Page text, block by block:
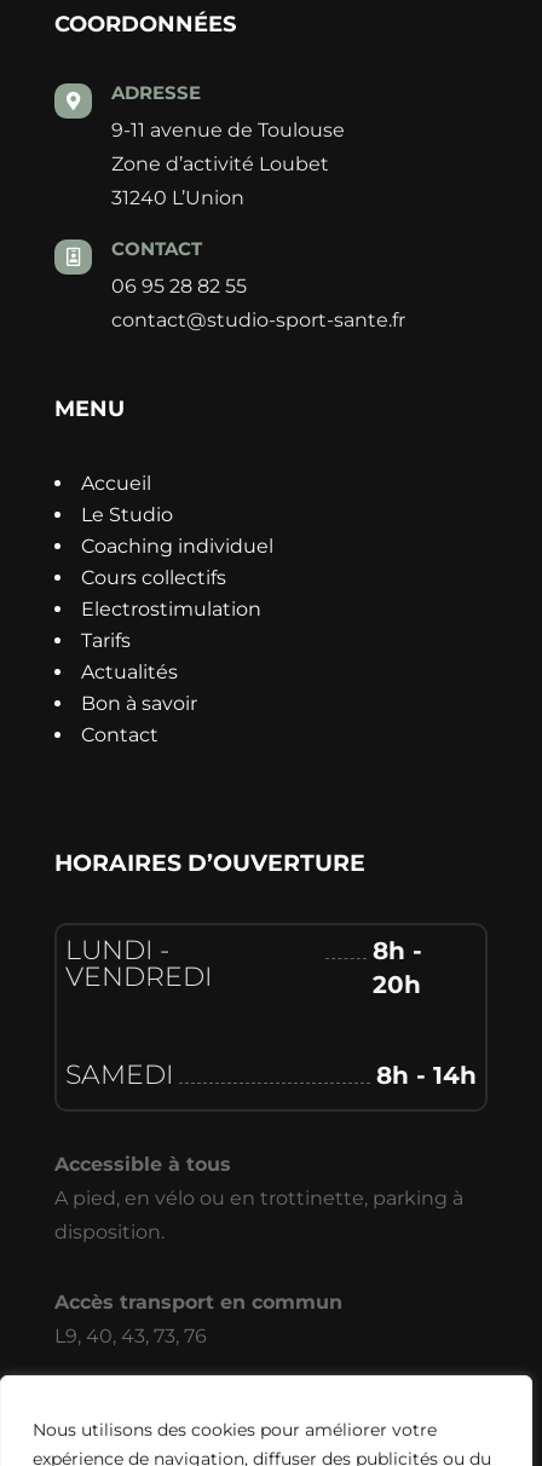
Nous utilisons des cookies pour améliorer votre
expérience de navigation, diffuser des publicités ou du
COORDONNÉES

ADRESSE
9-11 avenue de Toulouse
Zone d’activité Loubet
31240 L’Union

CONTACT
06 95 28 82 55
contact@studio-sport-sante.fr
MENU
Accueil
Le Studio
Coaching individuel
Cours collectifs
Electrostimulation
Tarifs
Actualités
Bon à savoir
Contact
HORAIRES D’OUVERTURE
LUNDI -
VENDREDI
8h -
20h
SAMEDI 8h - 14h
Accessible à tous
A pied, en vélo ou en trottinette, parking à
disposition.
Accès transport en commun
L9, 40, 43, 73, 76
Réalisé par l’agenceDigiibuz🐝Copyright ©